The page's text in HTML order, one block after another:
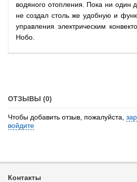
водяного отопления. Пока ни один
не создал столь же удобную и
управления электрическим
Нобо.
ОТЗЫВЫ (0)
Чтобы добавить отзыв, пожалуйста,
войдите
Контакты